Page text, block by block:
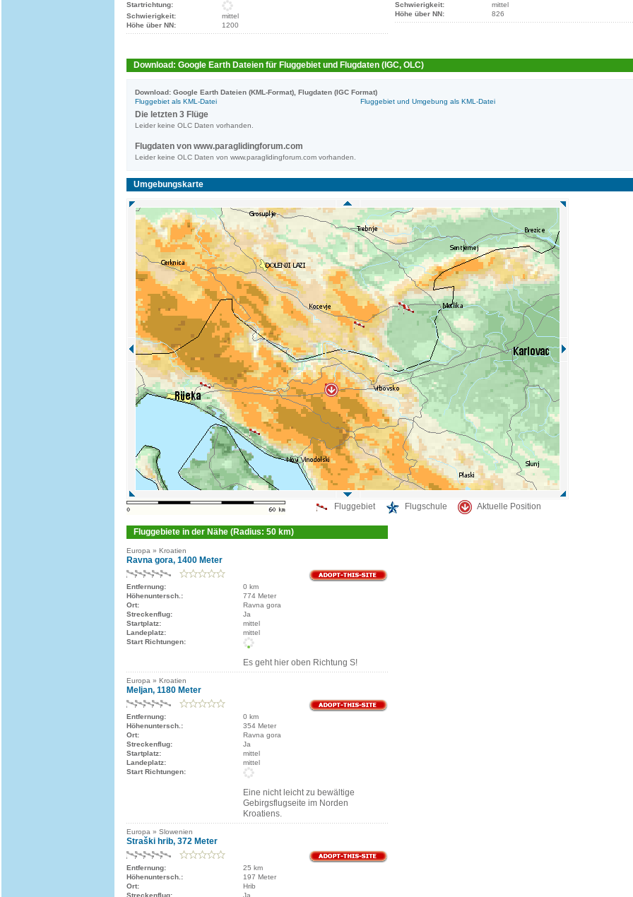
Startrichtung:
Schwierigkeit:
mittel
Höhe über NN:
1200
Schwierigkeit:
mittel
Höhe über NN:
826
Download: Google Earth Dateien für Fluggebiet und Flugdaten (IGC, OLC)
Download: Google Earth Dateien (KML-Format), Flugdaten (IGC Format)
Fluggebiet als KML-Datei
Fluggebiet und Umgebung als KML-Datei
Die letzten 3 Flüge
Leider keine OLC Daten vorhanden.
Flugdaten von www.paraglidingforum.com
Leider keine OLC Daten von www.paraglidingforum.com vorhanden.
Umgebungskarte
Fluggebiet Flugschule Aktuelle Position
Fluggebiete in der Nähe (Radius: 50 km)
Europa » Kroatien
Ravna gora, 1400 Meter
Entfernung:
0 km
Höhenuntersch.:
774 Meter
Ort:
Ravna gora
Streckenflug:
Ja
Startplatz:
mittel
Landeplatz:
mittel
Start Richtungen:
Es geht hier oben Richtung S!
Europa » Kroatien
Meljan, 1180 Meter
Entfernung:
0 km
Höhenuntersch.:
354 Meter
Ort:
Ravna gora
Streckenflug:
Ja
Startplatz:
mittel
Landeplatz:
mittel
Start Richtungen:
Eine nicht leicht zu bewältige
Gebirgsflugseite im Norden
Kroatiens.
Europa » Slowenien
Straški hrib, 372 Meter
Entfernung:
25 km
Höhenuntersch.:
197 Meter
Ort:
Hrib
Streckenflug:
Ja